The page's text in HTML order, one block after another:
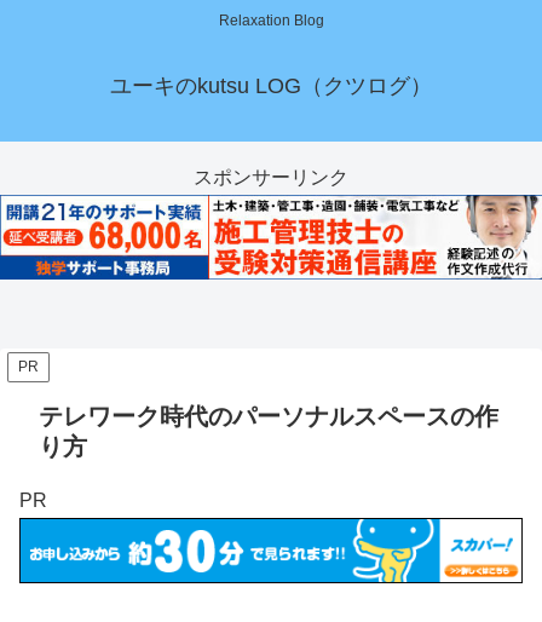
Relaxation Blog
ユーキのkutsu LOG（クツログ）
スポンサーリンク
PR
テレワーク時代のパーソナルスペースの作
り方
PR